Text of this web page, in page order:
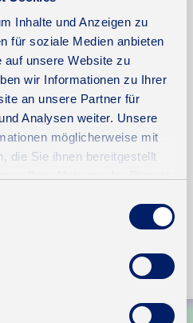
Inhalte und Anzeigen zu
für soziale Medien anbieten
auf unsere Website zu
wir Informationen zu Ihrer
an unsere Partner für
Analysen weiter. Unsere
möglicherweise mit
die Sie ihnen bereitgestellt
Fernwärme
2025-04-13
ab dem 1.5.2014
enthalten
D
1997
Fernheizung